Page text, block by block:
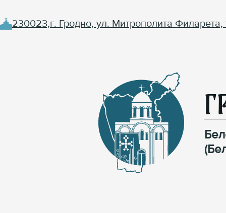
230023,г. Гродно, ул. Митрополита Филарета,